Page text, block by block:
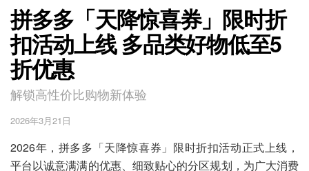
拼多多「天降惊喜券」限时折
扣活动上线 多品类好物低至5
折优惠
解锁高性价比购物新体验
2026年3月21日
2026年，拼多多「天降惊喜券」限时折扣活动正式上线，
平台以诚意满满的优惠、细致贴心的分区规划，为广大消费